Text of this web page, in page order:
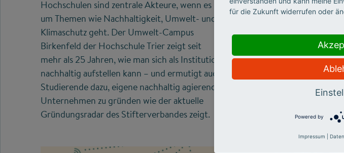
Hochschulen sind zentrale Akteure, wenn es
um Themen wie Nachhaltigkeit, Umwelt- und
Klimaschutz geht. Der Umwelt-Campus
Birkenfeld der Hochschule Trier zeigt seit
mehr als 25 Jahren, wie man sich als Institution
nachhaltig aufstellen kann – und ermutigt auch
Studierende dazu, eigene nachhaltig agierende
Unternehmen zu gründen wie der aktuelle
Gründungsradar des Stifterverbandes zeigt.
Stifterverband mit
Erfahrung ein.
für die Zukunft widerrufen oder
Powered by
Impressum